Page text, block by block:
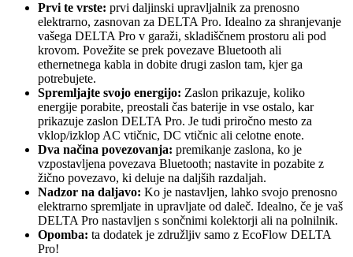
Prvi te vrste: prvi daljinski upravljalnik za prenosno
elektrarno, zasnovan za DELTA Pro. Idealno za shranjevanje
vašega DELTA Pro v garaži, skladiščnem prostoru ali pod
krovom. Povežite se prek povezave Bluetooth ali
ethernetnega kabla in dobite drugi zaslon tam, kjer ga
potrebujete.
Spremljajte svojo energijo: Zaslon prikazuje, koliko
energije porabite, preostali čas baterije in vse ostalo, kar
prikazuje zaslon DELTA Pro. Je tudi priročno mesto za
vklop/izklop AC vtičnic, DC vtičnic ali celotne enote.
Dva načina povezovanja: premikanje zaslona, ​​ko je
vzpostavljena povezava Bluetooth; nastavite in pozabite z
žično povezavo, ki deluje na daljših razdaljah.
Nadzor na daljavo: Ko je nastavljen, lahko svojo prenosno
elektrarno spremljate in upravljate od daleč. Idealno, če je vaš
DELTA Pro nastavljen s sončnimi kolektorji ali na polnilnik.
Opomba: ta dodatek je združljiv samo z EcoFlow DELTA
Pro!